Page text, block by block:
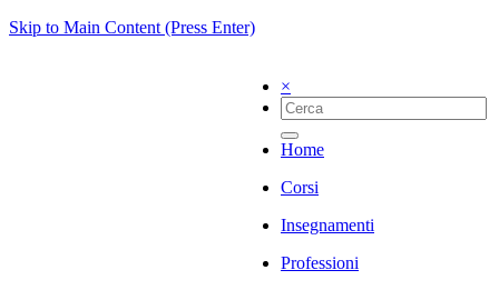
Skip to Main Content (Press Enter)
×
Home
Corsi
Insegnamenti
Professioni